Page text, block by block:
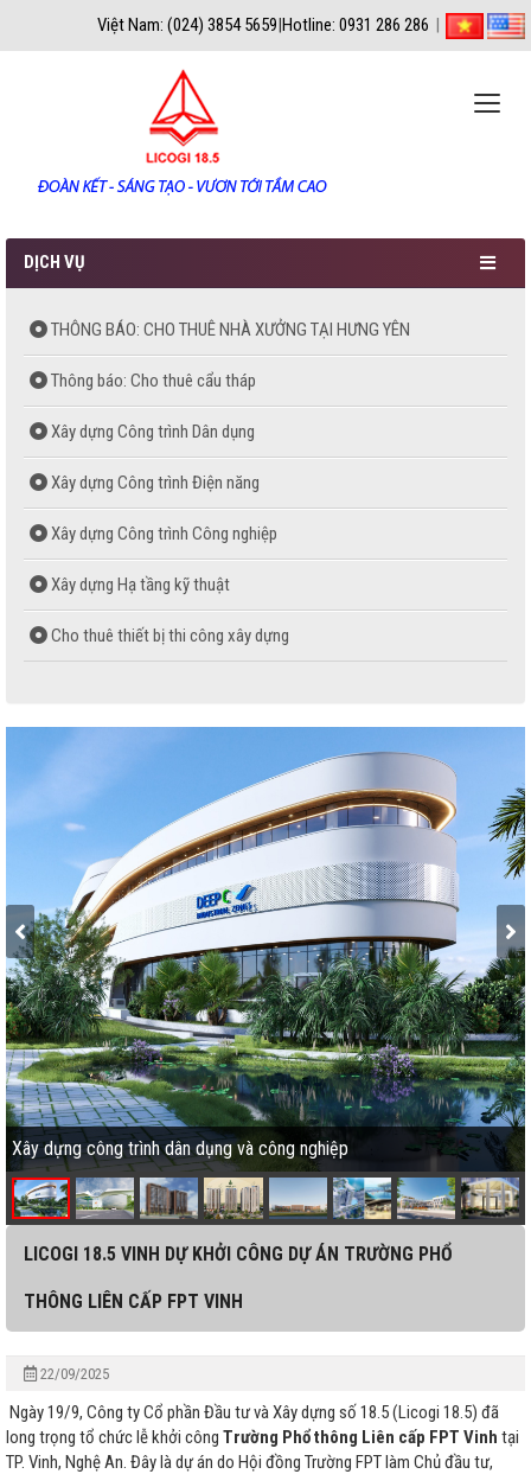
Việt Nam: (024) 3854 5659|Hotline: 0931 286 286 |
Toggle
DỊCH VỤ
THÔNG BÁO: CHO THUÊ NHÀ XƯỞNG TẠI HƯNG YÊN
Thông báo: Cho thuê cẩu tháp
Xây dựng Công trình Dân dụng
Xây dựng Công trình Điện năng
Xây dựng Công trình Công nghiệp
Xây dựng Hạ tầng kỹ thuật
Cho thuê thiết bị thi công xây dựng
Xây dựng công trình dân dụng và công nghiệp
LICOGI 18.5 VINH DỰ KHỞI CÔNG DỰ ÁN TRƯỜNG PHỔ
THÔNG LIÊN CẤP FPT VINH
22/09/2025
Ngày 19/9, Công ty Cổ phần Đầu tư và Xây dựng số 18.5 (Licogi 18.5) đã
long trọng tổ chức lễ khởi công Trường Phổ thông Liên cấp FPT Vinh tại
TP. Vinh, Nghệ An. Đây là dự án do Hội đồng Trường FPTlàm Chủ đầu tư,